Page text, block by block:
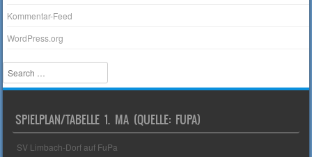
Kommentar-Feed
WordPress.org
Search
SPIELPLAN/TABELLE 1. MA (QUELLE: FUPA)
SV Limbach-Dorf auf FuPa